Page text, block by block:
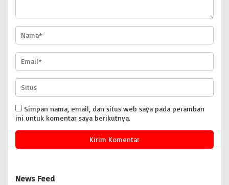
Simpan nama, email, dan situs web saya pada peramban
ini untuk komentar saya berikutnya.
News Feed